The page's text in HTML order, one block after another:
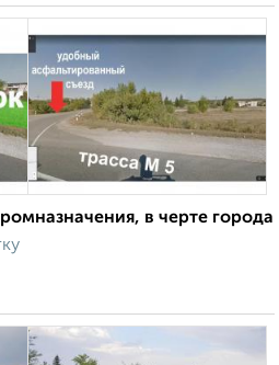
в черте города